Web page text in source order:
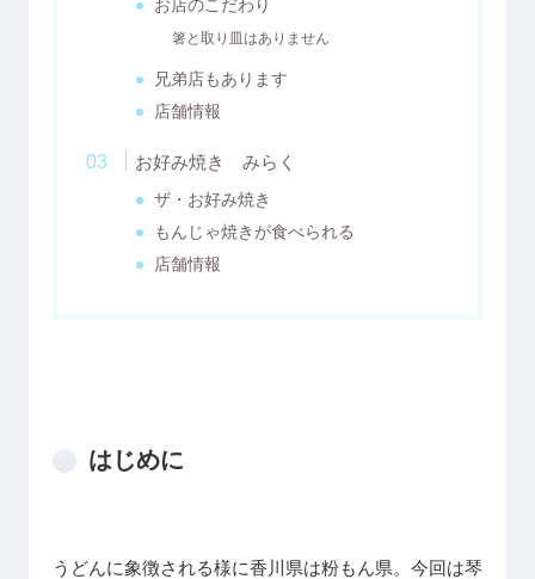
お店のこだわり
箸と取り皿はありません
兄弟店もあります
店舗情報
お好み焼き みらく
ザ・お好み焼き
もんじゃ焼きが食べられる
店舗情報
はじめに
うどんに象徴される様に香川県は粉もん県。今回は琴